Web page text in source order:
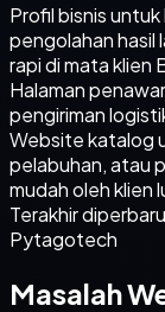
Profil bisnis
pengolahan hasil
rapi di mata klien
Halaman
pengiriman
Website katalog
pelabuhan, atau
mudah oleh klien
Terakhir
Pytagotech
Masalah